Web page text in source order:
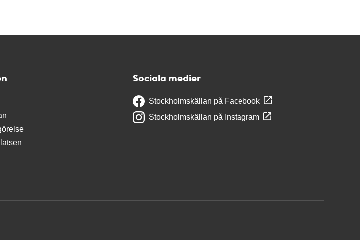
Sociala medier
Stockholmskällan på Facebook
Stockholmskällan på Instagram